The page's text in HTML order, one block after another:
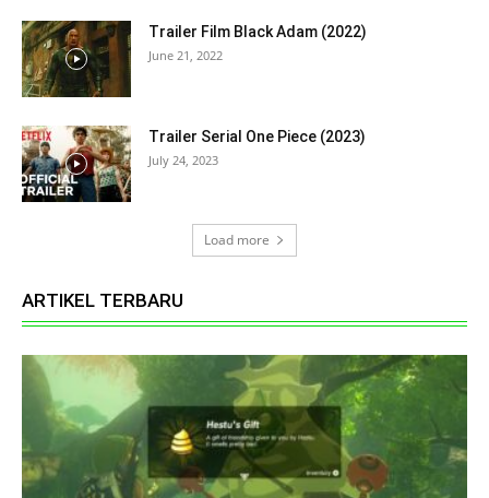
Trailer Film Black Adam (2022)
June 21, 2022
Trailer Serial One Piece (2023)
July 24, 2023
Load more
ARTIKEL TERBARU